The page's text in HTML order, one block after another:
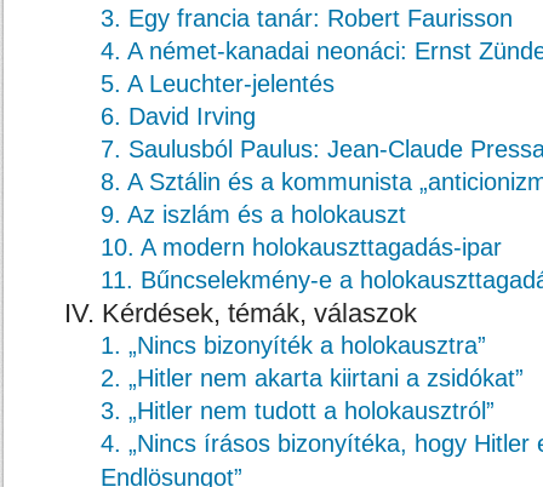
3. Egy francia tanár: Robert Faurisson
4. A német-kanadai neonáci: Ernst
5. A Leuchter-jelentés
6. David Irving
7. Saulusból Paulus: Jean-Claude
8. A Sztálin és a kommunista
9. Az iszlám és a holokauszt
10. A modern holokauszttagadás-ipar
11. Bűncselekmény-e a
IV. Kérdések, témák, válaszok
1. „Nincs bizonyíték a holokausztra”
2. „Hitler nem akarta kiirtani a zsidókat”
3. „Hitler nem tudott a holokausztról”
4. „Nincs írásos bizonyítéka, hogy Hitler
Endlösungot”